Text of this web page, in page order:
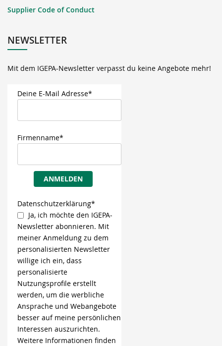
Supplier Code of Conduct
NEWSLETTER
Mit dem IGEPA-Newsletter verpasst du keine Angebote mehr!
Deine E-Mail Adresse*
Firmenname*
ANMELDEN
Datenschutzerklärung*
Ja, ich möchte den IGEPA-
Newsletter abonnieren. Mit
meiner Anmeldung zu dem
personalisierten Newsletter
willige ich ein, dass
personalisierte
Nutzungsprofile erstellt
werden, um die werbliche
Ansprache und Webangebote
besser auf meine persönlichen
Interessen auszurichten.
Weitere Informationen finden